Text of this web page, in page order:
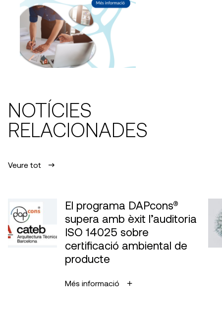
NOTÍCIES
RELACIONADES
Veure tot
El programa DAPcons®
supera amb èxit l’auditoria
ISO 14025 sobre
certificació ambiental de
producte
Més informació